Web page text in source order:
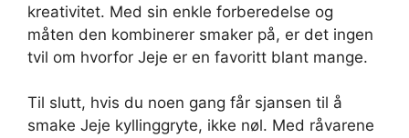
kreativitet. Med sin enkle forberedelse og
måten den kombinerer smaker på, er det ingen
tvil om hvorfor Jeje er en favoritt blant mange.
Til slutt, hvis du noen gang får sjansen til å
smake Jeje kyllinggryte, ikke nøl. Med råvarene